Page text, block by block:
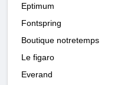
Eptimum
Fontspring
Boutique notretemps
Le figaro
Everand